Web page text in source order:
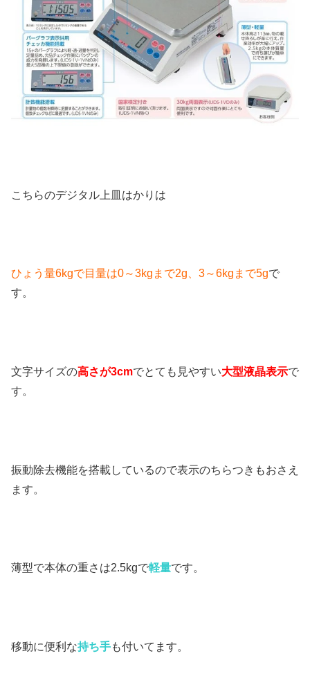
こちらのデジタル上皿はかりは
ひょう量6kgで目量は0～3kgまで2g、3～6kgまで5gで
す。
文字サイズの高さが3cmでとても見やすい大型液晶表示で
す。
振動除去機能を搭載しているので表示のちらつきもおさえ
ます。
薄型で本体の重さは2.5kgで軽量です。
移動に便利な持ち手も付いてます。